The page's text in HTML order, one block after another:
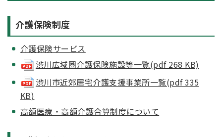
介護保険制度
介護保険サービス
渋川広域圏介護保険施設等一覧(pdf 268 KB)
渋川市近郊居宅介護支援事業所一覧(pdf 335
KB)
高額医療・高額介護合算制度について